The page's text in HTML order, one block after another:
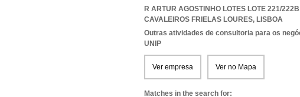
R ARTUR AGOSTINHO LOTES LOTE 221/
CAVALEIROS FRIELAS LOURES, LISBOA
Outras atividades de consultoria para os
UNIP
Ver empresa Ver no Mapa
Matches in the search for: